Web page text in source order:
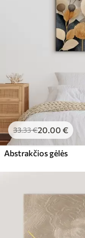
33.33€20.00 €
Abstrakčios gėlės